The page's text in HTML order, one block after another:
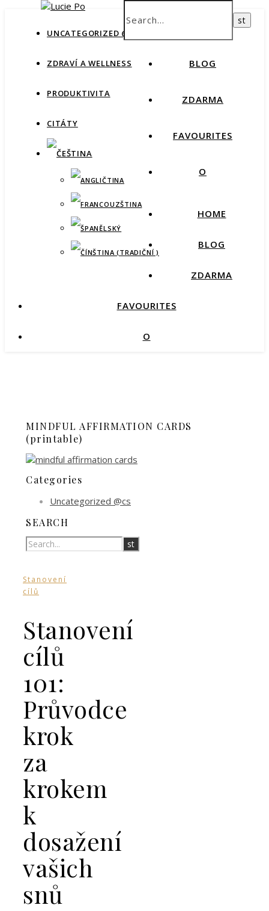
UNCATEGORIZED @CS
ZDRAVÍ A WELLNESS
PRODUKTIVITA
CITÁTY
BLOG
ZDARMA
FAVOURITES
O
HOME
BLOG
ZDARMA
FAVOURITES
O
MINDFUL AFFIRMATION CARDS
(printable)
Categories
Uncategorized @cs
SEARCH
Stanovení
cílů
Stanovení
cílů
101:
Průvodce
krok
za
krokem
k
dosažení
vašich
snů
How productive are you, really?